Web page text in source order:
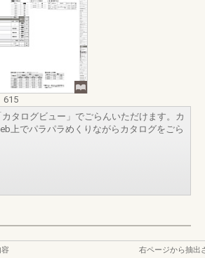
615
タログビュー」でごらんいただけます。カ
上でパラパラめくりながらカタログをごら
容
右ページから抽出